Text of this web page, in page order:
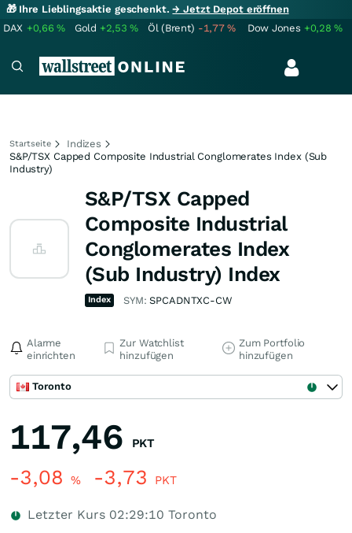
🎁 Ihre Lieblingsaktie geschenkt.→ Jetzt Depot eröffnen
DAX +0,66% Gold +2,53% Öl (Brent) -1,77% Dow Jones +0,28%
Startseite
Indizes
S&P/TSX Capped Composite Industrial Conglomerates Index (Sub
Industry)
S&P/TSX Capped
Composite Industrial
Conglomerates Index
(Sub Industry) Index
Index SYM:SPCADNTXC-CW
Alarme
einrichten
Zur Watchlist
hinzufügen
Zum Portfolio
hinzufügen
Toronto
117,46 PKT
-3,08 % -3,73 PKT
Letzter Kurs 02:29:10 Toronto